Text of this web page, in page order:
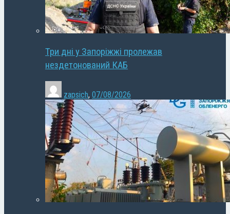
Три дні у Запоріжжі пролежав
нездетонований КАБ
zapsich, 07/08/2026